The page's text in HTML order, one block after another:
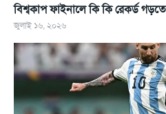
বিশ্বকাপ ফাইনালে কি কি রেকর্ড
জুলাই ১৬, ২০২৬